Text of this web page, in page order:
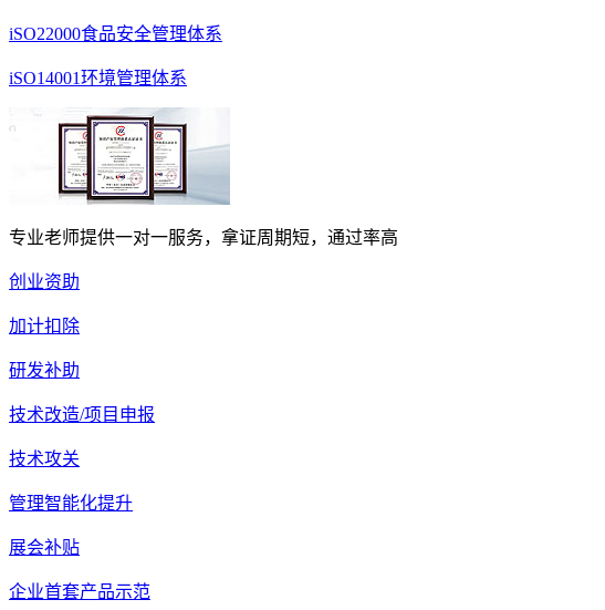
iSO22000食品安全管理体系
iSO14001环境管理体系
专业老师提供一对一服务，拿证周期短，通过率高
创业资助
加计扣除
研发补助
技术改造/项目申报
技术攻关
管理智能化提升
展会补贴
企业首套产品示范